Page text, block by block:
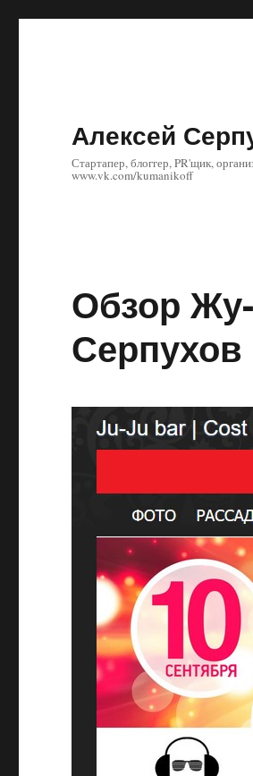
Алексей
Стартапер, блоггер, PR'щик,
www.vk.com/kumanikoff
Обзор
Серпухов